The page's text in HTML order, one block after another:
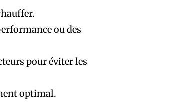
ou des
pour éviter les
optimal.